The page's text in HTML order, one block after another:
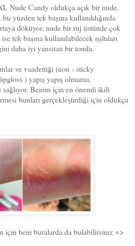
Nude Candy oldukça açık bir nude,
yüzden tek başına kullanıldığında
döküyor, nude bir ruj üstünde çok
tek başına kullanılabilecek ışıltıları
daha iyi yansıtan bir tonda.
ve vaadettiği (non - sticky
) yapış yapış olmama,
sağlıyor. Benim için en önemli ikili
bunları gerçekleştirdiği için oldukça
için beni buralarda da bulabilirsiniz =>